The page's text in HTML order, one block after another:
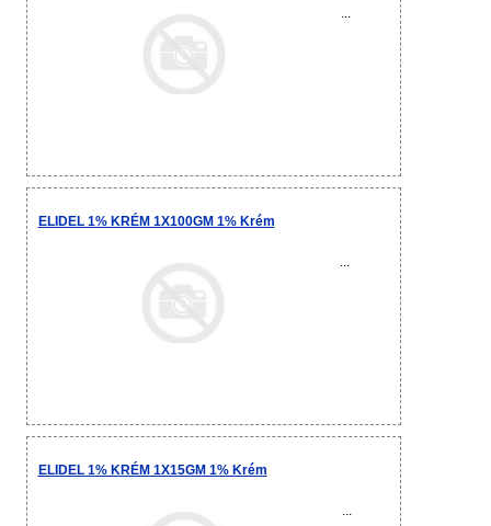
...
ELIDEL 1% KRÉM 1X100GM 1% Krém
...
ELIDEL 1% KRÉM 1X15GM 1% Krém
...